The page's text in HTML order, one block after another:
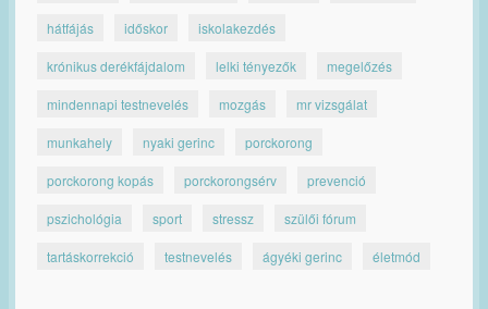
hátfájás időskor iskolakezdés
krónikus derékfájdalom lelki tényezők megelőzés
mindennapi testnevelés mozgás mr vizsgálat
munkahely nyaki gerinc porckorong
porckorong kopás porckorongsérv prevenció
pszichológia sport stressz szülői fórum
tartáskorrekció testnevelés ágyéki gerinc életmód